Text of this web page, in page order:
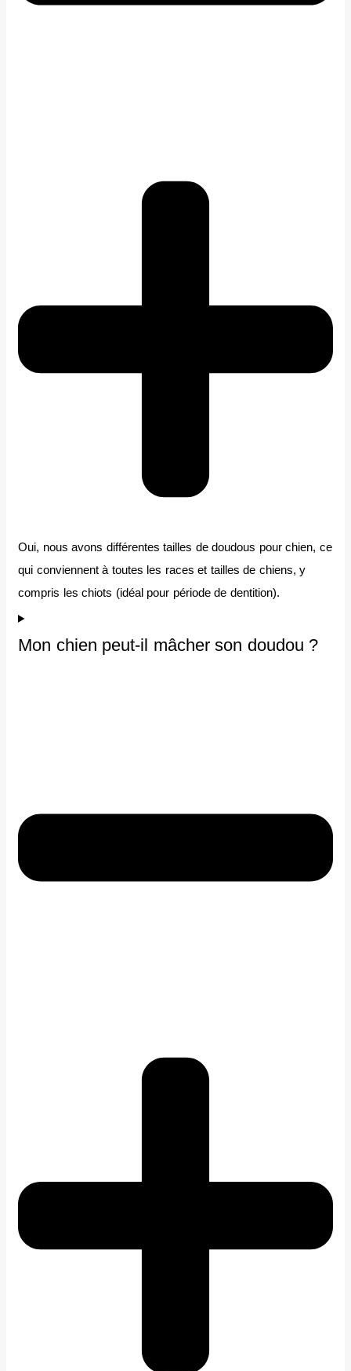
Oui, nous avons différentes tailles de doudous pour chien, ce
qui conviennent à toutes les races et tailles de chiens, y
compris les chiots (idéal pour période de dentition).
Mon chien peut-il mâcher son doudou ?